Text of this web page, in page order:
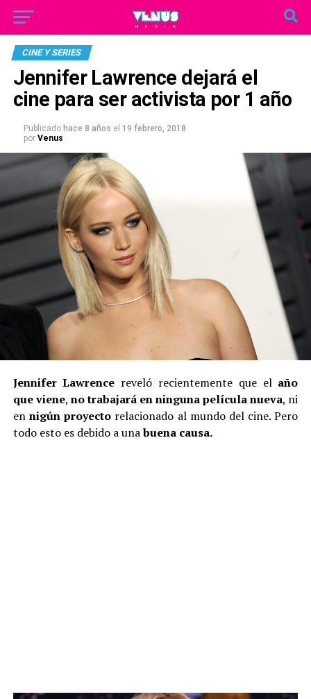
CINE Y SERIES
Jennifer Lawrence dejará el
cine para ser activista por 1 año
Publicado hace 8 años el 19 febrero, 2018
por Venus
Jennifer Lawrence reveló recientemente que el año
que viene, no trabajará en ninguna película nueva, ni
en nigún proyecto relacionado al mundo del cine. Pero
todo esto es debido a unabuena causa.